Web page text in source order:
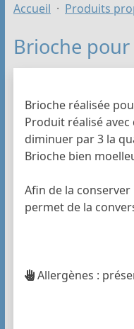
Accueil Produits
Brioche
Brioche réalisée
Produit réalisé
diminuer par 3 la
Brioche bien
Afin de la
permet de la
Allergènes :